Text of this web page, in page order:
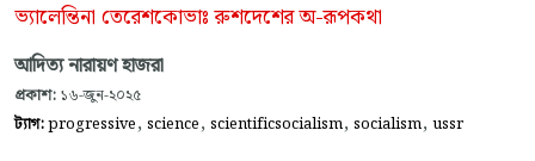
ভ্যালেন্তিনা তেরেশকোভাঃ রুশদেশের অ-রূপকথা
আদিত্য নারায়ণ হাজরা
প্রকাশ: ১৬-জুন-২০২৫
ট্যাগ:progressive, science, scientificsocialism, socialism, ussr